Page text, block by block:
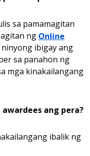
sa pamamagitan
ng Online
ninyong ibigay ang
sa panahon ng
mga kinakailangang
ang pera?
ibalik ng